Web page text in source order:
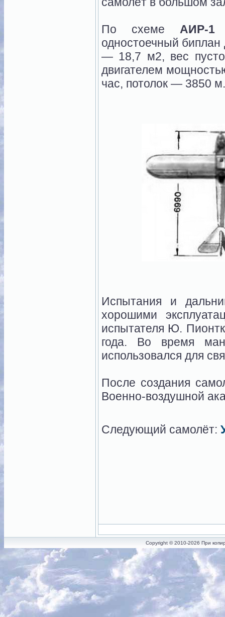
По схеме АИР-1
одностоечный
— 18,7 м2, вес
двигателем
час, потолок — 3850 м.
Испытания и
хорошими
испытателя Ю.
года. Во время
использовался для
После создания
Военно-воздушной
Следующий самолёт:
Copyright © 2010-2026 При